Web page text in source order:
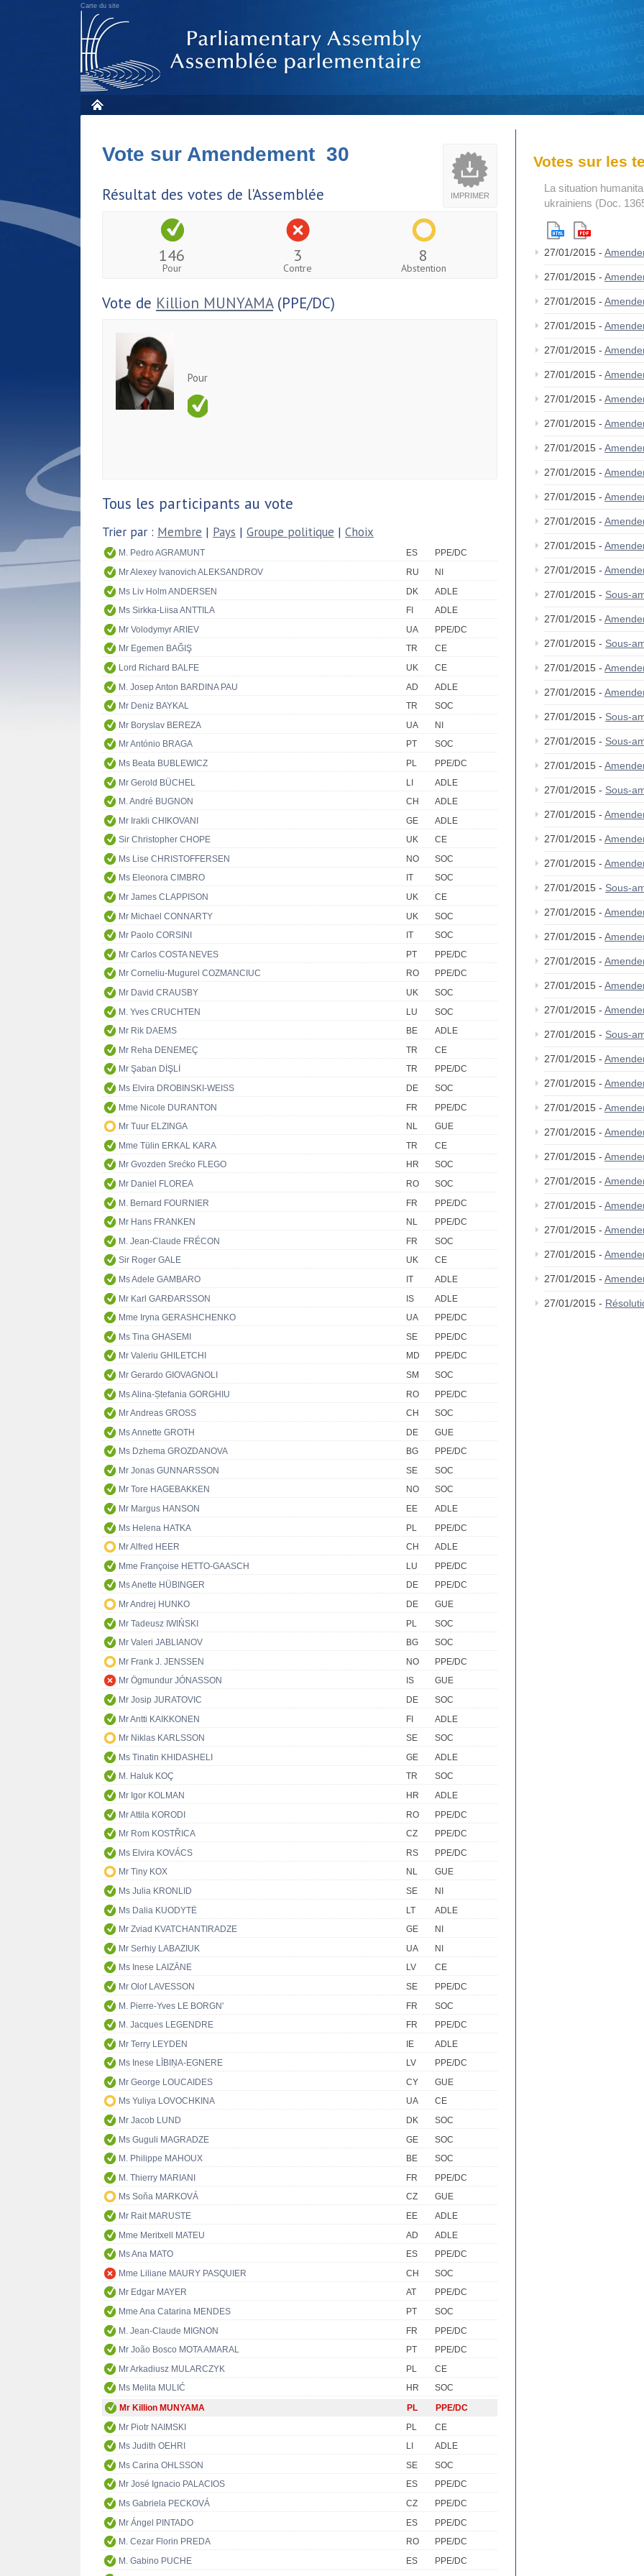
Carte du site
IMPRIMER
Vote sur Amendement 30
Résultat des votes de l'Assemblée
146
Pour
3
Contre
8
Abstention
Vote de Killion MUNYAMA(PPE/DC)
Pour
Tous les participants au vote
Trier par : Membre | Pays | Groupe politique | Choix
M. Pedro AGRAMUNT ES
PPE/DC
Mr Alexey Ivanovich ALEKSANDROV
RU
NI
Ms Liv Holm ANDERSEN
DK
ADLE
Ms Sirkka-Liisa ANTTILA
FI
ADLE
Mr Volodymyr ARIEV
UA
PPE/DC
Mr Egemen BAĞIŞ
TR
CE
Lord Richard BALFE
UK
CE
M. Josep Anton BARDINA PAU
AD
ADLE
Mr Deniz BAYKAL
TR
SOC
Mr Boryslav BEREZA
UA
NI
Mr António BRAGA
PT
SOC
Ms Beata BUBLEWICZ
PL
PPE/DC
Mr Gerold BÜCHEL
LI
ADLE
M. André BUGNON
CH
ADLE
Mr Irakli CHIKOVANI
GE
ADLE
Sir Christopher CHOPE
UK
CE
Ms Lise CHRISTOFFERSEN
NO
SOC
Ms Eleonora CIMBRO
IT
SOC
Mr James CLAPPISON
UK
CE
Mr Michael CONNARTY
UK
SOC
Mr Paolo CORSINI
IT
SOC
Mr Carlos COSTA NEVES
PT
PPE/DC
Mr Corneliu-Mugurel COZMANCIUC
RO
PPE/DC
Mr David CRAUSBY
UK
SOC
M. Yves CRUCHTEN
LU
SOC
Mr Rik DAEMS
BE
ADLE
Mr Reha DENEMEÇ
TR
CE
Mr Şaban DİŞLİ
TR
PPE/DC
Ms Elvira DROBINSKI-WEISS
DE
SOC
Mme Nicole DURANTON
FR
PPE/DC
Mr Tuur ELZINGA
NL
GUE
Mme Tülin ERKAL KARA
TR
CE
Mr Gvozden Srećko FLEGO
HR
SOC
Mr Daniel FLOREA
RO
SOC
M. Bernard FOURNIER
FR
PPE/DC
Mr Hans FRANKEN
NL
PPE/DC
M. Jean-Claude FRÉCON
FR
SOC
Sir Roger GALE
UK
CE
Ms Adele GAMBARO
IT
ADLE
Mr Karl GARÐARSSON
IS
ADLE
Mme Iryna GERASHCHENKO
UA
PPE/DC
Ms Tina GHASEMI
SE
PPE/DC
Mr Valeriu GHILETCHI
MD
PPE/DC
Mr Gerardo GIOVAGNOLI
SM
SOC
Ms Alina-Ștefania GORGHIU
RO
PPE/DC
Mr Andreas GROSS
CH
SOC
Ms Annette GROTH
DE
GUE
Ms Dzhema GROZDANOVA
BG
PPE/DC
Mr Jonas GUNNARSSON
SE
SOC
Mr Tore HAGEBAKKEN
NO
SOC
Mr Margus HANSON
EE
ADLE
Ms Helena HATKA
PL
PPE/DC
Mr Alfred HEER
CH
ADLE
Mme Françoise HETTO-GAASCH
LU
PPE/DC
Ms Anette HÜBINGER
DE
PPE/DC
Mr Andrej HUNKO
DE
GUE
Mr Tadeusz IWIŃSKI
PL
SOC
Mr Valeri JABLIANOV
BG
SOC
Mr Frank J. JENSSEN
NO
PPE/DC
Mr Ögmundur JÓNASSON
IS
GUE
Mr Josip JURATOVIC
DE
SOC
Mr Antti KAIKKONEN
FI
ADLE
Mr Niklas KARLSSON
SE
SOC
Ms Tinatin KHIDASHELI
GE
ADLE
M. Haluk KOÇ
TR
SOC
Mr Igor KOLMAN
HR
ADLE
Mr Attila KORODI
RO
PPE/DC
Mr Rom KOSTŘICA
CZ
PPE/DC
Ms Elvira KOVÁCS
RS
PPE/DC
Mr Tiny KOX
NL
GUE
Ms Julia KRONLID
SE
NI
Ms Dalia KUODYTĖ
LT
ADLE
Mr Zviad KVATCHANTIRADZE
GE
NI
Mr Serhiy LABAZIUK
UA
NI
Ms Inese LAIZĀNE
LV
CE
Mr Olof LAVESSON
SE
PPE/DC
M. Pierre-Yves LE BORGN'
FR
SOC
M. Jacques LEGENDRE
FR
PPE/DC
Mr Terry LEYDEN
IE
ADLE
Ms Inese LĪBIŅA-EGNERE
LV
PPE/DC
Mr George LOUCAIDES
CY
GUE
Ms Yuliya LOVOCHKINA
UA
CE
Mr Jacob LUND
DK
SOC
Ms Guguli MAGRADZE
GE
SOC
M. Philippe MAHOUX
BE
SOC
M. Thierry MARIANI
FR
PPE/DC
Ms Soňa MARKOVÁ
CZ
GUE
Mr Rait MARUSTE
EE
ADLE
Mme Meritxell MATEU
AD
ADLE
Ms Ana MATO
ES
PPE/DC
Mme Liliane MAURY PASQUIER
CH
SOC
Mr Edgar MAYER
AT
PPE/DC
Mme Ana Catarina MENDES
PT
SOC
M. Jean-Claude MIGNON
FR
PPE/DC
Mr João Bosco MOTA AMARAL
PT
PPE/DC
Mr Arkadiusz MULARCZYK
PL
CE
Ms Melita MULIĆ
HR
SOC
Mr Killion MUNYAMA
PL
PPE/DC
Mr Piotr NAIMSKI
PL
CE
Ms Judith OEHRI
LI
ADLE
Ms Carina OHLSSON
SE
SOC
Mr José Ignacio PALACIOS
ES
PPE/DC
Ms Gabriela PECKOVÁ
CZ
PPE/DC
Mr Ángel PINTADO
ES
PPE/DC
M. Cezar Florin PREDA
RO
PPE/DC
M. Gabino PUCHE
ES
PPE/DC
Votes sur les
La situation
ukrainiens (Doc.
27/01/2015 -
27/01/2015 -
27/01/2015 -
27/01/2015 -
27/01/2015 -
27/01/2015 -
27/01/2015 -
27/01/2015 -
27/01/2015 -
27/01/2015 -
27/01/2015 -
27/01/2015 -
27/01/2015 -
27/01/2015 -
27/01/2015 - Sous-
27/01/2015 -
27/01/2015 - Sous-
27/01/2015 -
27/01/2015 -
27/01/2015 - Sous-
27/01/2015 - Sous-
27/01/2015 -
27/01/2015 - Sous-
27/01/2015 -
27/01/2015 -
27/01/2015 -
27/01/2015 - Sous-
27/01/2015 -
27/01/2015 -
27/01/2015 -
27/01/2015 -
27/01/2015 -
27/01/2015 - Sous-
27/01/2015 -
27/01/2015 -
27/01/2015 -
27/01/2015 -
27/01/2015 -
27/01/2015 -
27/01/2015 -
27/01/2015 -
27/01/2015 -
27/01/2015 -
27/01/2015 -